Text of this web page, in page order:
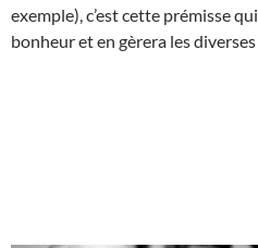
exemple), c’est cette prémisse
bonheur et en gèrera les